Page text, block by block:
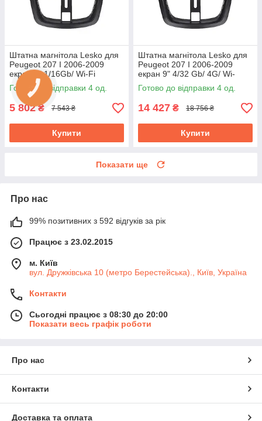
Штатна магнітола Lesko для
Peugeot 207 I 2006-2009
екран 9" 1/16Gb/ Wi-Fi
Optima GPS Android Пожо
Готово до відправки 4 од.
5 802₴ 7 543 ₴
Купити
Штатна магнітола Lesko для
Peugeot 207 I 2006-2009
екран 9" 4/32 Gb/ 4G/ Wi-
Fi/CarPlay Top GPS Android
Готово до відправки 4 од.
14 427 ₴ 18 756 ₴
Купити
Показати ще
Про нас
99% позитивних з 592 відгуків за рік
Працює з 23.02.2015
м. Київ
вул. Дружківська 10 (метро Берестейська)., Київ, Україна
Контакти
Сьогодні працює з 08:30 до 20:00
Показати весь графік роботи
Про нас
Контакти
Доставка та оплата